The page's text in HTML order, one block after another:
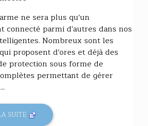
ne sera plus qu'un
connecté parmi d'autres dans nos
Nombreux sont les
proposent d'ores et déjà des
protection sous forme de
permettant de gérer
SUITE